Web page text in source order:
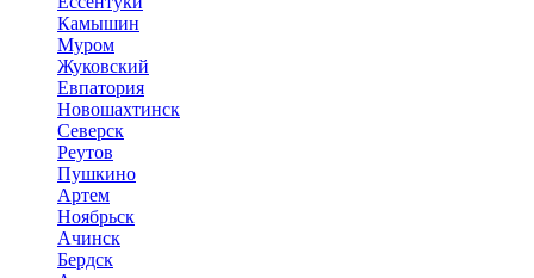
Камышин
Муром
Жуковский
Евпатория
Новошахтинск
Северск
Реутов
Пушкино
Артем
Ноябрьск
Ачинск
Бердск